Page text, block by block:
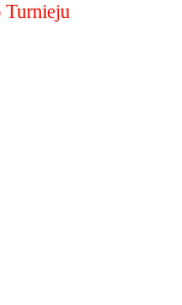
Turnieju